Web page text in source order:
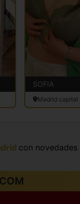
SOFIA
Madrid capital
con novedades